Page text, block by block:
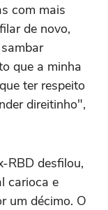
com mais
de novo,
que a minha
ter respeito
direitinho",
RBD desfilou,
carioca e
um décimo. O